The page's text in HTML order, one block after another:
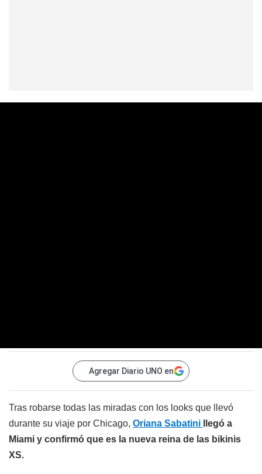
Agregar Diario UNO en
Tras robarse todas las miradas con los looks que llevó
durante su viaje por Chicago, Oriana Sabatini
llegó a
Miami y confirmó que es la nueva reina de las bikinis
XS.